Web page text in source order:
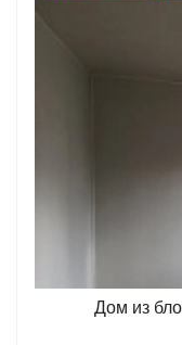
Дом из